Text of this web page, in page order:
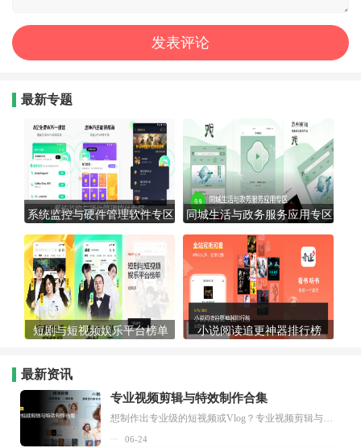
最新专题
系统监控与硬件管理软件专区 同城生活与政务服务应用专区
短剧与短视频娱乐平台榜单 小说阅读追更神器排行榜
最新资讯
专业视频剪辑与特效制作合集
想制作出专业级的短视频或Vlog？专业视频剪辑与特效制作大全专题为你提供了从剪辑、抠像到特效包装的全套解决方案。无论是添加炫酷的片头、进行精准的视频抠图，还是制...
06-24